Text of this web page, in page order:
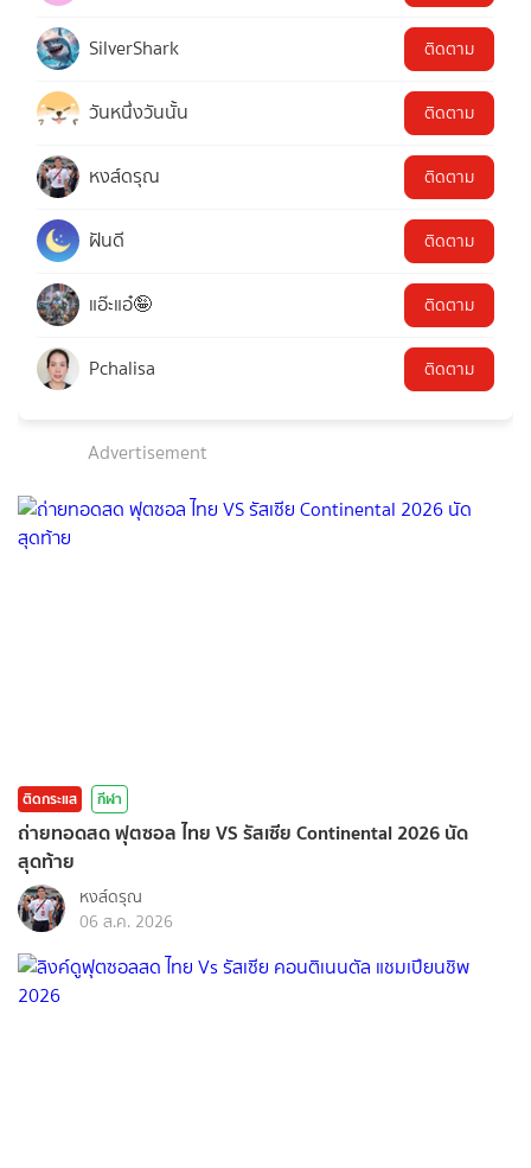
SilverShark ติดตาม
วันหนึ่งวันนั้น ติดตาม
หงส์ดรุณ ติดตาม
ฝันดี ติดตาม
แอ๊ะแอ๋🤪 ติดตาม
Pchalisa ติดตาม
Advertisement
ติดกระแส กีฬา
ถ่ายทอดสด ฟุตซอล ไทย VS รัสเซีย Continental 2026 นัด
สุดท้าย
หงส์ดรุณ
06 ส.ค. 2026